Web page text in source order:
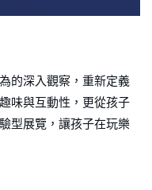
的深入觀察，重新定義
味與互動性，更從孩子
型展覽，讓孩子在玩樂